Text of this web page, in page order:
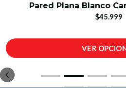
Pared Plana Blanco
$45.999
VER